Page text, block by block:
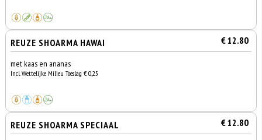
REUZE SHOARMA HAWAI € 12.80
met kaas en ananas
Incl. Wettelijke Milieu Toeslag € 0,25
REUZE SHOARMA SPECIAAL € 12.80